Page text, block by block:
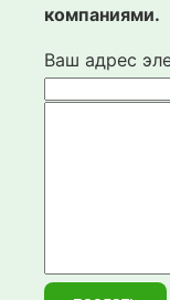
компаниями.
Ваш адрес